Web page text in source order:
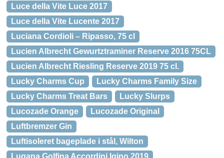
Luce della Vite Luce 2017
Luce della Vite Lucente 2017
Luciana Cordioli – Ripasso, 75 cl
Lucien Albrecht Gewurtztraminer Reserve 2016 75CL
Lucien Albrecht Riesling Reserve 2019 75 cl.
Lucky Charms Cup
Lucky Charms Family Size
Lucky Charms Treat Bars
Lucky Slurps
Lucozade Orange
Lucozade Original
Luftbremzer Gin
Luftisoleret bageplade i stål, Wilton
Lugana Golfina Accordini Igino 2019